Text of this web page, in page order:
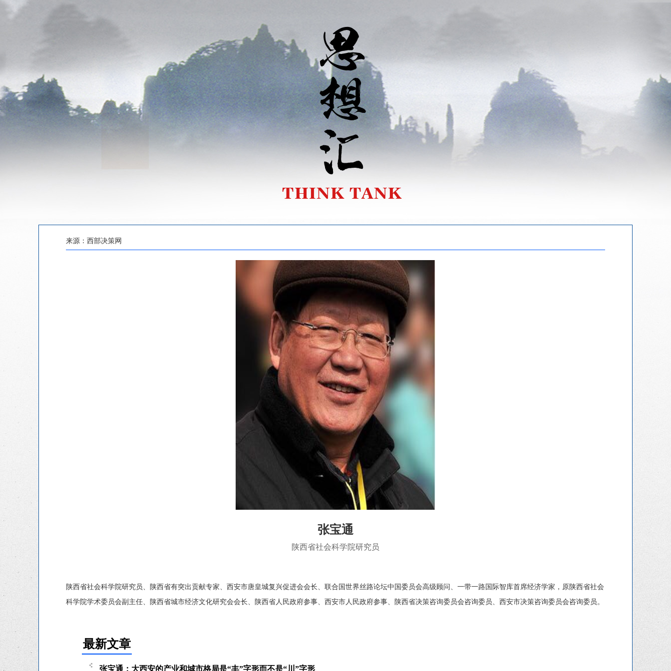
来源： 西部决策网
张宝通
陕西省社会科学院研究员
陕西省社会科学院研究员、陕西省有突出贡献专家、西安市唐皇城复兴促进会会长、联合国世界丝路论坛中国委员会高级顾问、一带一路国际智库首席经济学家，原陕西省社会
科学院学术委员会副主任、陕西省城市经济文化研究会会长、陕西省人民政府参事、西安市人民政府参事、陕西省决策咨询委员会咨询委员、西安市决策咨询委员会咨询委员。
最新文章
张宝通：大西安的产业和城市格局是“丰”字形而不是“川”字形